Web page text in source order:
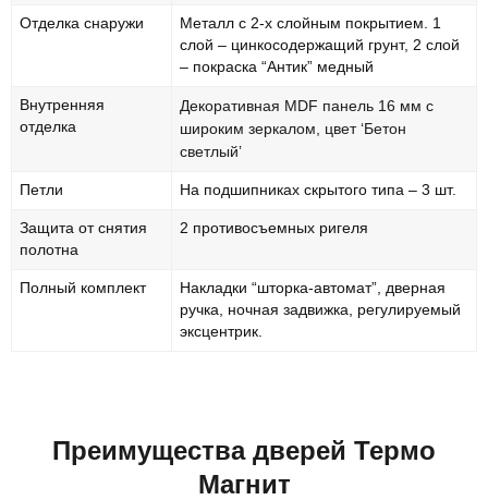
Отделка снаружи
Металл с 2-х слойным покрытием. 1
слой – цинкосодержащий грунт, 2 слой
– покраска “Антик” медный
Внутренняя
отделка
Декоративная MDF панель 16 мм с
широким зеркалом, цвет ‘Бетон
светлый’
Петли На подшипниках скрытого типа – 3 шт.
Защита от снятия
полотна
2 противосъемных ригеля
Полный комплект
Накладки “шторка-автомат”, дверная
ручка, ночная задвижка, регулируемый
эксцентрик.
Преимущества дверей Термо
Магнит